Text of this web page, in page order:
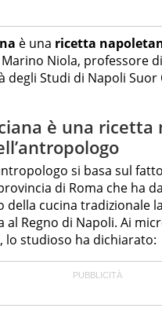
è una ricetta
Niola, professore
degli Studi di Napoli Suor
è una ricetta
si basa sul
di Roma che ha
della cucina tradizionale
al Regno di Napoli. Ai
lo studioso ha dichiarato: